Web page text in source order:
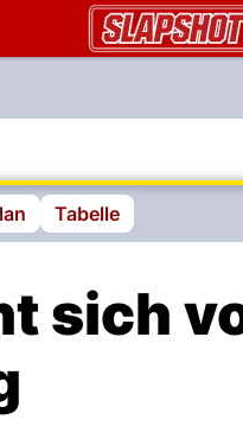
NAU.ch
Tabelle
sich